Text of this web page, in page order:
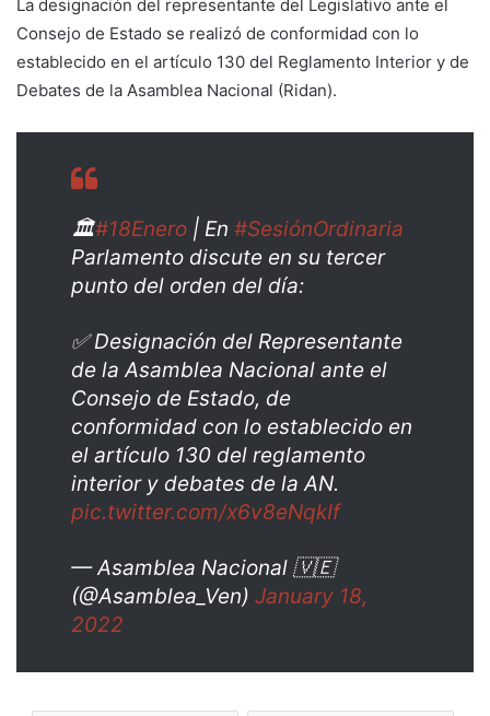
La designación del representante del Legislativo ante el
Consejo de Estado se realizó de conformidad con lo
establecido en el artículo 130 del Reglamento Interior y de
Debates de la Asamblea Nacional (Ridan).
🏛️#18Enero | En #SesiónOrdinaria
Parlamento discute en su tercer
punto del orden del día:
✅ Designación del Representante
de la Asamblea Nacional ante el
Consejo de Estado, de
conformidad con lo establecido en
el artículo 130 del reglamento
interior y debates de la AN.
pic.twitter.com/x6v8eNqkIf
— Asamblea Nacional 🇻🇪
(@Asamblea_Ven) January 18,
2022